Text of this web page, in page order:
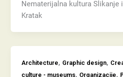
Nematerijalna kultura Slikanje
Kratak
Architecture, Graphic design,
culture - museums, Organizacije,